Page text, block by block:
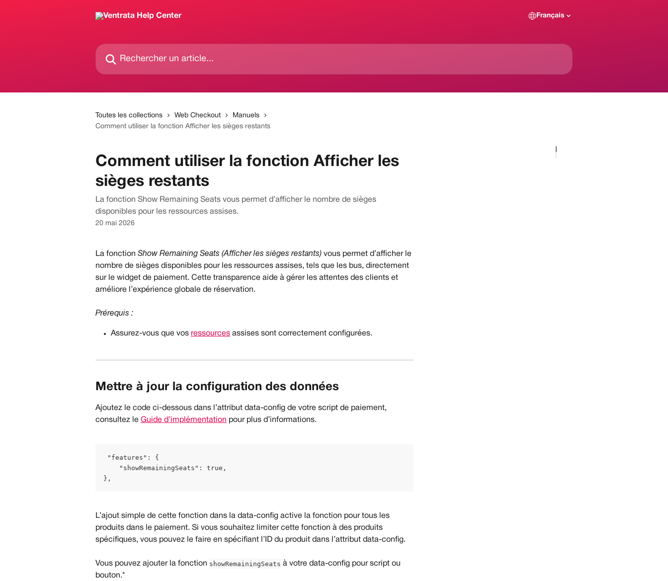
Français
Rechercher un article...
Toutes les collections Web Checkout
Manuels
Comment utiliser la fonction Afficher les sièges restants
Comment utiliser la fonction Afficher les
sièges restants
La fonction Show Remaining Seats vous permet d’afficher le nombre de sièges
disponibles pour les ressources assises.
20 mai 2026
La fonction Show Remaining Seats (Afficher les sièges restants) vous permet d’afficher le
nombre de sièges disponibles pour les ressources assises, tels que les bus, directement
sur le widget de paiement. Cette transparence aide à gérer les attentes des clients et
améliore l’expérience globale de réservation.
Prérequis :
Assurez-vous que vos ressources assises sont correctement configurées.
Mettre à jour la configuration des données
Ajoutez le code ci-dessous dans l’attribut data-config de votre script de paiement,
consultez le Guide d’implémentation pour plus d’informations.
"features": {
    "showRemainingSeats": true,
},
L’ajout simple de cette fonction dans la data-config active la fonction pour tous les
produits dans le paiement. Si vous souhaitez limiter cette fonction à des produits
spécifiques, vous pouvez le faire en spécifiant l’ID du produit dans l’attribut data-config.
Vous pouvez ajouter la fonction showRemainingSeats à votre data-config pour script ou
bouton.*